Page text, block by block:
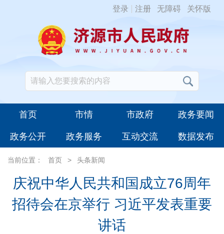
登录 注册 无障碍 关怀版
首页 市情 市政府 政务要闻
政务公开 政务服务 互动交流 数据发布
当前位置： 首页 > 头条新闻
庆祝中华人民共和国成立76周年
招待会在京举行 习近平发表重要
讲话